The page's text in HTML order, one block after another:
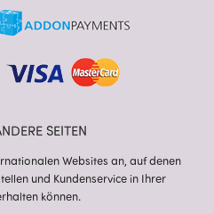
SEITEN
Websites an, auf denen
und Kundenservice in Ihrer
können.